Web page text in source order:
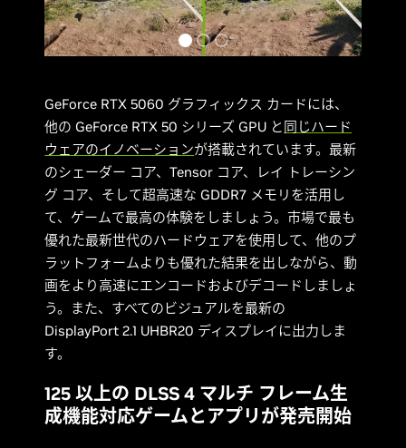
GeForce RTX 5060 グラフィックス カードには、
他の GeForce RTX 50 シリーズ GPU と同じハード
ウェアのイノベーションが搭載されています。最新
のシェーダー コア、Tensor コア、レイ トレーシン
グ コア、そして超高速な GDDR7 メモリを活用し
て、ゲームで最高の体験をしましょう。市場で最も
優れた最新世代のハードウェアを使用して、他のプ
ラットフォームよりも優れた結果を出しながら、動
画をより高速にエンコードおよびデコードしましょ
う。また、すべてのビジュアルを最新の
DisplayPort 2.1 UHBR20 ディスプレイに出力しま
す。
125 以上の DLSS 4 マルチ フレーム生
成機能対応ゲームとアプリが発売開始